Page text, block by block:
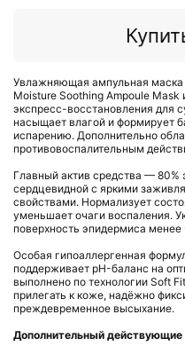
Увлажняющая ампульная маска
Moisture Soothing Ampoule Mask
экспресс-восстановления для
насыщает влагой и формирует
испарению. Дополнительно
противовоспалительным
Главный актив средства — 80%
сердцевидной с яркими
свойствами. Нормализует
уменьшает очаги воспаления.
поверхность эпидермиса менее
Особая гипоаллергенная
поддерживает pH-баланс на
выполнено по технологии Soft
прилегать к коже, надёжно
преждевременное высыхание.
Дополнительный